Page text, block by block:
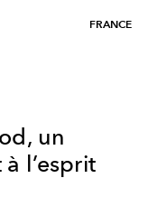
FRANCE
un
l’esprit